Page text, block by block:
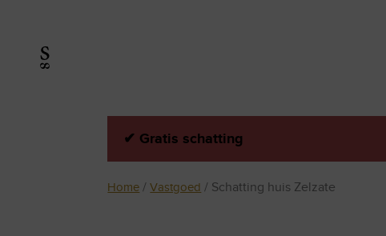
✔ Gratis schatting
Home Vastgoed Schatting huis Zelzate